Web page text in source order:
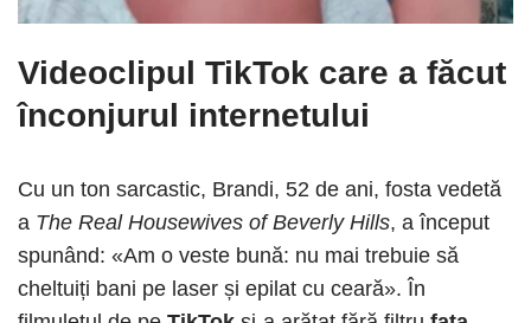
Videoclipul TikTok care a făcut
înconjurul internetului
Cu un ton sarcastic, Brandi, 52 de ani, fosta vedetă
a The Real Housewives of Beverly Hills, a început
spunând: «Am o veste bună: nu mai trebuie să
cheltuiți bani pe laser și epilat cu ceară». În